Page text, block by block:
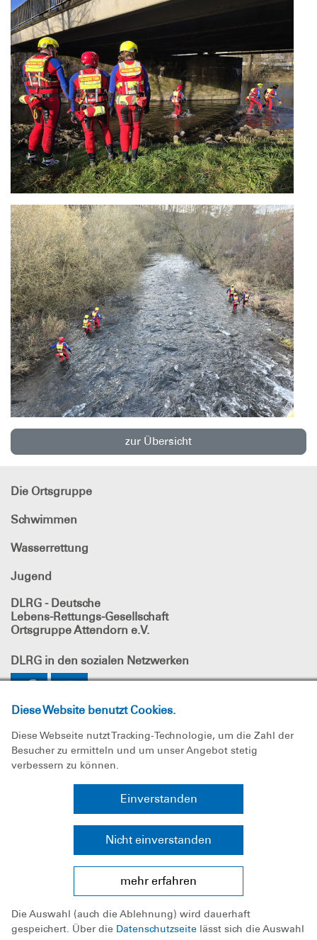
zur Übersicht
Diese Website benutzt Cookies.
Diese Webseite nutzt Tracking-Technologie, um die Zahl der
Besucher zu ermitteln und um unser Angebot stetig
verbessern zu können.
Einverstanden
Nicht einverstanden
mehr erfahren
Die Auswahl (auch die Ablehnung) wird dauerhaft
gespeichert. Über die Datenschutzseite lässt sich die Auswahl
Die Ortsgruppe
Schwimmen
Wasserrettung
Jugend
DLRG - Deutsche
Lebens-Rettungs-Gesellschaft
Ortsgruppe Attendorn e.V.
DLRG in den sozialen Netzwerken
Landesverband Westfalen e.V.